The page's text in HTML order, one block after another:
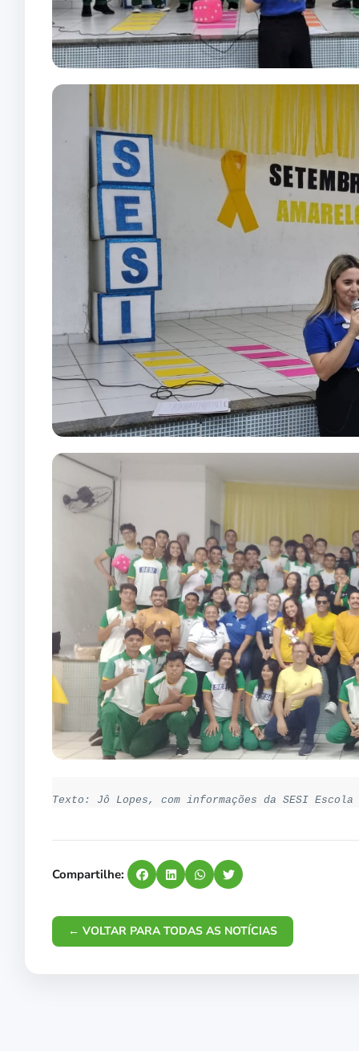
Texto: Jô Lopes, com informações da SESI
Compartilhe:
← VOLTAR PARA TODAS AS NOTÍCIAS